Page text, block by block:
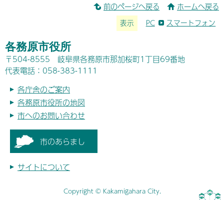
前のページへ戻る ホームへ戻る
表示 PC スマートフォン
各務原市役所
〒504-8555 岐阜県各務原市那加桜町1丁目69番地
代表電話：058-383-1111
各庁舎のご案内
各務原市役所の地図
市へのお問い合わせ
市のあらまし
サイトについて
Copyright © Kakamigahara City.